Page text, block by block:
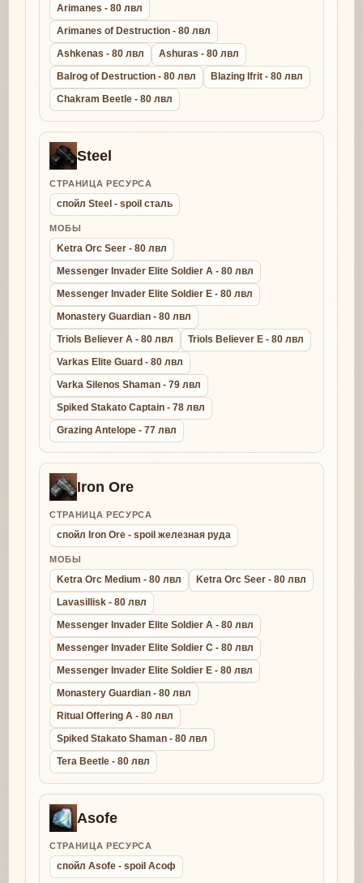
Arimanes - 80 лвл
Arimanes of Destruction - 80 лвл
Ashkenas - 80 лвл
Ashuras - 80 лвл
Balrog of Destruction - 80 лвл
Blazing Ifrit - 80 лвл
Chakram Beetle - 80 лвл
Steel
СТРАНИЦА РЕСУРСА
спойл Steel - spoil сталь
МОБЫ
Ketra Orc Seer - 80 лвл
Messenger Invader Elite Soldier A - 80 лвл
Messenger Invader Elite Soldier E - 80 лвл
Monastery Guardian - 80 лвл
Triols Believer A - 80 лвл
Triols Believer E - 80 лвл
Varkas Elite Guard - 80 лвл
Varka Silenos Shaman - 79 лвл
Spiked Stakato Captain - 78 лвл
Grazing Antelope - 77 лвл
Iron Ore
СТРАНИЦА РЕСУРСА
спойл Iron Ore - spoil железная руда
МОБЫ
Ketra Orc Medium - 80 лвл
Ketra Orc Seer - 80 лвл
Lavasillisk - 80 лвл
Messenger Invader Elite Soldier A - 80 лвл
Messenger Invader Elite Soldier C - 80 лвл
Messenger Invader Elite Soldier E - 80 лвл
Monastery Guardian - 80 лвл
Ritual Offering A - 80 лвл
Spiked Stakato Shaman - 80 лвл
Tera Beetle - 80 лвл
Asofe
СТРАНИЦА РЕСУРСА
спойл Asofe - spoil Асоф